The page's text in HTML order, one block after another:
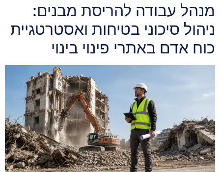
מנהל עבודה להריסת מבנים:
ניהול סיכוני בטיחות ואסטרטגיית
כוח אדם באתרי פינוי בינוי